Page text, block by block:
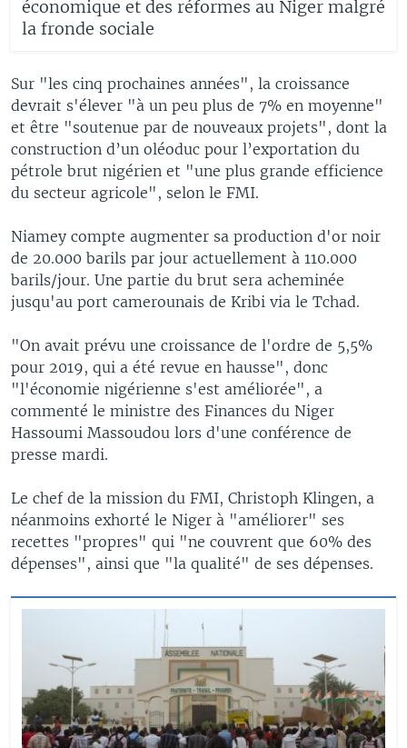
économique et des réformes au Niger malgré
la fronde sociale
Sur "les cinq prochaines années", la croissance
devrait s'élever "à un peu plus de 7% en moyenne"
et être "soutenue par de nouveaux projets", dont la
construction d’un oléoduc pour l’exportation du
pétrole brut nigérien et "une plus grande efficience
du secteur agricole", selon le FMI.
Niamey compte augmenter sa production d'or noir
de 20.000 barils par jour actuellement à 110.000
barils/jour. Une partie du brut sera acheminée
jusqu'au port camerounais de Kribi via le Tchad.
"On avait prévu une croissance de l'ordre de 5,5%
pour 2019, qui a été revue en hausse", donc
"l'économie nigérienne s'est améliorée", a
commenté le ministre des Finances du Niger
Hassoumi Massoudou lors d'une conférence de
presse mardi.
Le chef de la mission du FMI, Christoph Klingen, a
néanmoins exhorté le Niger à "améliorer" ses
recettes "propres" qui "ne couvrent que 60% des
dépenses", ainsi que "la qualité" de ses dépenses.